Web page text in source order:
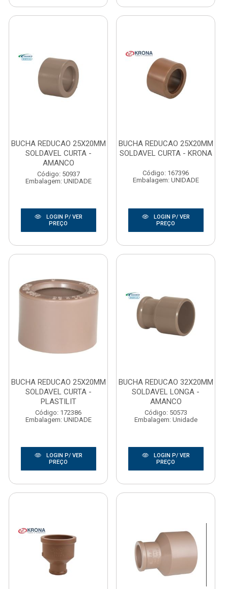
BUCHA REDUCAO 25X20MM
SOLDAVEL CURTA -
AMANCO
Código: 50937
Embalagem: UNIDADE
LOGIN P/ VER
PREÇO
BUCHA REDUCAO 25X20MM
SOLDAVEL CURTA - KRONA
Código: 167396
Embalagem: UNIDADE
LOGIN P/ VER
PREÇO
BUCHA REDUCAO 25X20MM
SOLDAVEL CURTA -
PLASTILIT
Código: 172386
Embalagem: UNIDADE
LOGIN P/ VER
PREÇO
BUCHA REDUCAO 32X20MM
SOLDAVEL LONGA -
AMANCO
Código: 50573
Embalagem: Unidade
LOGIN P/ VER
PREÇO